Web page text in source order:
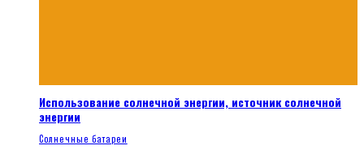
Использование солнечной энергии, источник солнечной
энергии
Солнечные батареи